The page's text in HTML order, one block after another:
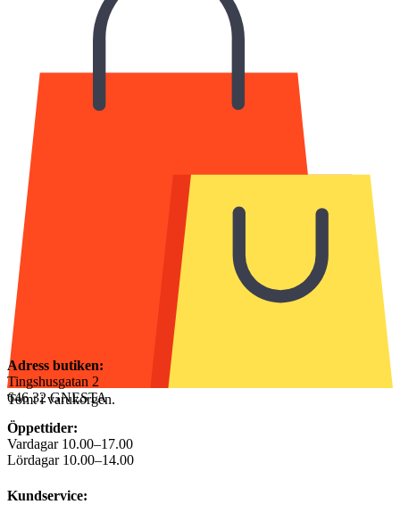
Tomt i varukorgen.
Adress butiken:
Tingshusgatan 2
646 32 GNESTA
Öppettider:
Vardagar 10.00–17.00
Lördagar 10.00–14.00
Kundservice: